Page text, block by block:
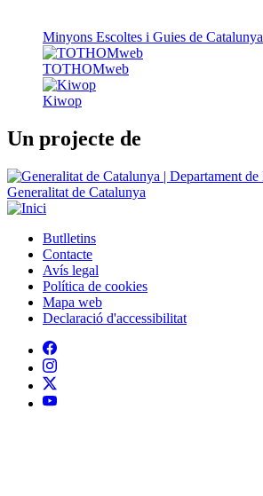
Minyons Escoltes i Guies de Catalunya
TOTHOMweb
Kiwop
Un projecte de
Generalitat de Catalunya
Peu
Butlletins
Contacte
Avís legal
Política de cookies
Mapa web
Declaració d'accessibilitat